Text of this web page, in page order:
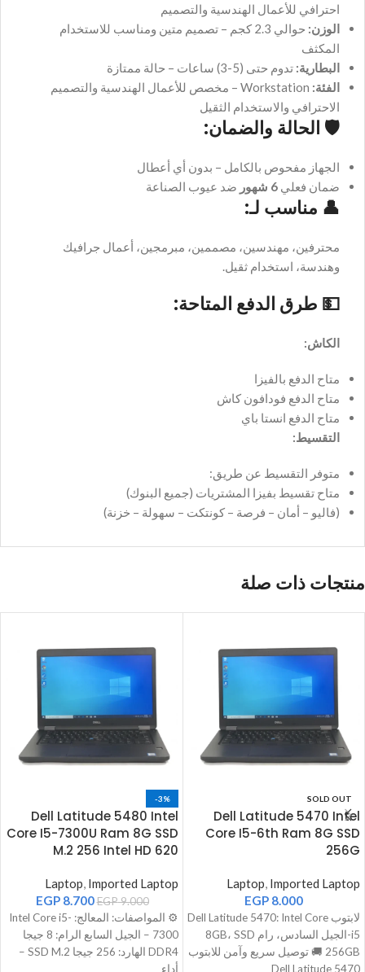
احترافي للأعمال الهندسية والتصميم
الوزن:
حوالي 2.3 كجم – تصميم متين ومناسب للاستخدام
المكثف
البطارية: تدوم حتى (5-3) ساعات – حالة ممتازة
الفئة:
Workstation – مخصص للأعمال الهندسية والتصميم
الاحترافي والاستخدام الثقيل
🛡️ الحالة والضمان:
الجهاز مفحوص بالكامل – بدون أي أعطال
ضمان فعلي 6 شهور ضد عيوب الصناعة
👤 مناسب لـ:
محترفين، مهندسين، مصممين، مبرمجين، أعمال جرافيك
وهندسة، استخدام ثقيل.
💵 طرق الدفع المتاحة:
الكاش:
متاح الدفع بالفيزا
متاح الدفع فودافون كاش
متاح الدفع انستا باي
التقسيط:
متوفر التقسيط عن طريق:
متاح تقسيط بفيزا المشتريات (جميع البنوك)
(فاليو – أمان – فرصة – كونتكت – سهولة – خزنة)
منتجات ذات صلة
SOLD OUT
Dell Latitude 5470 Intel
Core I5-6th Ram 8G SSD
256G
Laptop Imported Laptop
EGP 8.000
لابتوب Dell Latitude 5470: Intel Core
i5-الجيل السادس، رام 8GB، SSD
256GB 🚚 توصيل سريع وآمن للابتوب
Dell Latitude 5470
-3%
Dell Latitude 5480 Intel
Core I5-7300U Ram 8G SSD
M.2 256 Intel HD 620
Laptop Imported Laptop
EGP9.000
EGP8.700
⚙️ المواصفات: المعالج: Intel Core i5-
7300 – الجيل السابع الرام: 8 جيجا
DDR4 الهارد: 256 جيجا SSD M.2 –
أداء